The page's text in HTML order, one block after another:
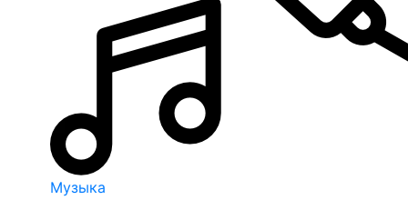
Музыка